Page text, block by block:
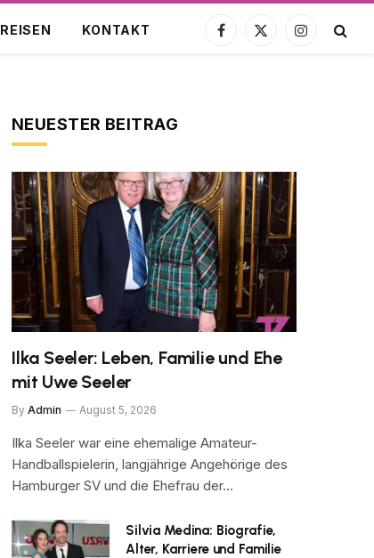
REISEN KONTAKT
Facebook
X
Instagram
NEUESTER BEITRAG
Ilka Seeler: Leben, Familie und Ehe
mit Uwe Seeler
By Admin August 5, 2026
Ilka Seeler war eine ehemalige Amateur-
Handballspielerin, langjährige Angehörige des
Hamburger SV und die Ehefrau der…
Silvia Medina: Biografie,
Alter, Karriere und Familie